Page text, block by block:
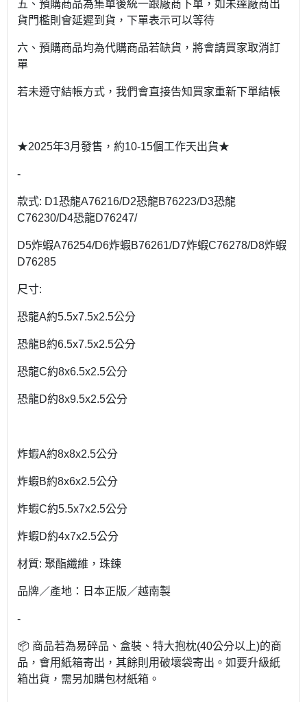
五、預購商品為集單後統一跟廠商下單，如未達廠商出
貨門檻則會延遲到貨，下單表示可以等待
六、預購商品均為代購商品若缺貨，將會請買家取消訂
單
若未遵守結帳方式，我們會直接告知買家重新下單結帳
★2025年3月發售，約10-15個工作天出貨★
-
款式: D1恐龍A76216/D2恐龍B76223/D3恐龍
C76230/D4恐龍D76247/
D5炸蝦A76254/D6炸蝦B76261/D7炸蝦C76278/D8炸蝦
D76285
尺寸:
恐龍A約5.5x7.5x2.5公分
恐龍B約6.5x7.5x2.5公分
恐龍C約8x6.5x2.5公分
恐龍D約8x9.5x2.5公分
炸蝦A約8x8x2.5公分
炸蝦B約8x6x2.5公分
炸蝦C約5.5x7x2.5公分
炸蝦D約4x7x2.5公分
材質: 聚酯纖維，珠鍊
品牌／產地：日本正版／越南製
-
📦 商品若為易碎品、盒裝、特大抱枕(40公分以上)的商
品，會用紙箱寄出，其餘則用破壞袋寄出。如要升級紙
箱出貨，需另加購包材紙箱。